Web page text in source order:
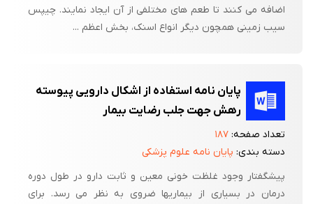
اضافه می کنند تا طعم های مختلفی از آن ایجاد نمایند. چیپس
سیب زمینی همچون دیگر انواع اسنک، بخش اعظم ...
پایان نامه استفاده از اشکال دارویی پیوسته
رهش جهت جلب رضایت بیمار
تعداد صفحه:۱۸۷
دسته بندی: پایان نامه علوم پزشکی
پیشگفتار وجود غلظت خونی معین و ثابت دارو در طول دوره
درمان در بسیاری از بیماریها ضروی به نظر می رسد. برای